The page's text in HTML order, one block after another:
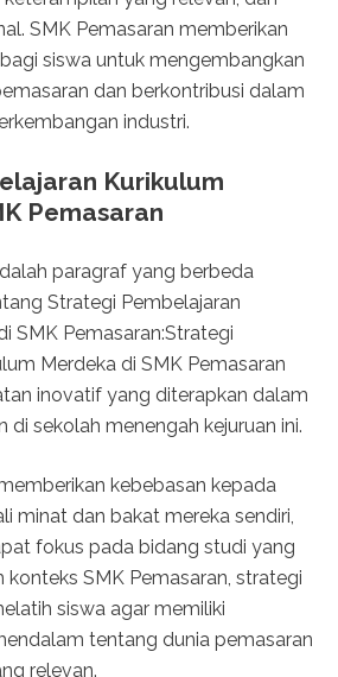
SMK Pemasaran memberikan
siswa untuk mengembangkan
dan berkontribusi dalam
industri.
Kurikulum
Pemasaran
paragraf yang berbeda
Strategi Pembelajaran
SMK Pemasaran:Strategi
Merdeka di SMK Pemasaran
inovatif yang diterapkan dalam
di sekolah menengah kejuruan ini.
kebebasan kepada
minat dan bakat mereka sendiri,
fokus pada bidang studi yang
konteks SMK Pemasaran, strategi
siswa agar memiliki
tentang dunia pemasaran
relevan.